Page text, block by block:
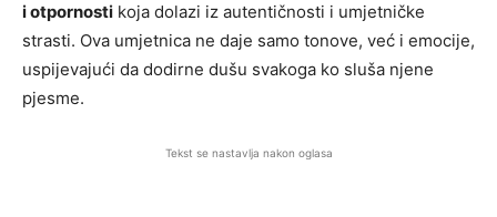
i otpornosti koja dolazi iz autentičnosti i umjetničke
strasti. Ova umjetnica ne daje samo tonove, već i emocije,
uspijevajući da dodirne dušu svakoga ko sluša njene
pjesme.
Tekst se nastavlja nakon oglasa